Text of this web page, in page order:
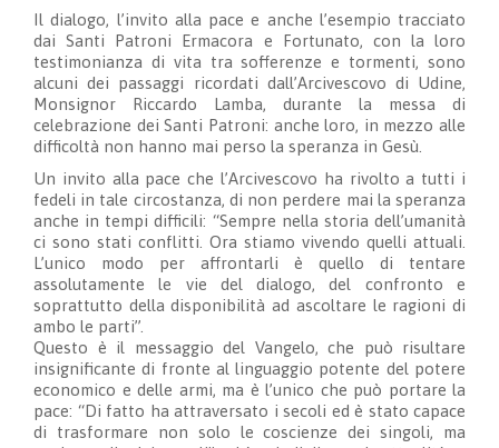
Il dialogo, l’invito alla pace e anche l’esempio tracciato
dai Santi Patroni Ermacora e Fortunato, con la loro
testimonianza di vita tra sofferenze e tormenti, sono
alcuni dei passaggi ricordati dall’Arcivescovo di Udine,
Monsignor Riccardo Lamba, durante la messa di
celebrazione dei Santi Patroni: anche loro, in mezzo alle
difficoltà non hanno mai perso la speranza in Gesù.
Un invito alla pace che l’Arcivescovo ha rivolto a tutti i
fedeli in tale circostanza, di non perdere mai la speranza
anche in tempi difficili: “Sempre nella storia dell’umanità
ci sono stati conflitti. Ora stiamo vivendo quelli attuali.
L’unico modo per affrontarli è quello di tentare
assolutamente le vie del dialogo, del confronto e
soprattutto della disponibilità ad ascoltare le ragioni di
ambo le parti”.
Questo è il messaggio del Vangelo, che può risultare
insignificante di fronte al linguaggio potente del potere
economico e delle armi, ma è l’unico che può portare la
pace: “Di fatto ha attraversato i secoli ed è stato capace
di trasformare non solo le coscienze dei singoli, ma